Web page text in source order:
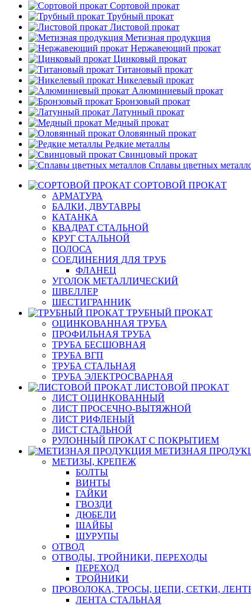
Сортовой прокат
Трубный прокат
Листовой прокат
Метизная продукция
Нержавеющий прокат
Цинковый прокат
Титановый прокат
Никелевый прокат
Алюминиевый прокат
Бронзовый прокат
Латунный прокат
Медный прокат
Оловянный прокат
Редкие металлы
Свинцовый прокат
Сплавы цветных
СОРТОВОЙ ПРОКАТ
АРМАТУРА
БАЛКИ, ДВУТАВРЫ
КАТАНКА
КВАДРАТ СТАЛЬНОЙ
КРУГ СТАЛЬНОЙ
ПОЛОСА
СОЕДИНЕНИЯ ДЛЯ ТРУБ
ФЛАНЕЦ
УГОЛОК МЕТАЛЛИЧЕСКИЙ
ШВЕЛЛЕР
ШЕСТИГРАННИК
ТРУБНЫЙ ПРОКАТ
ОЦИНКОВАННАЯ ТРУБА
ПРОФИЛЬНАЯ ТРУБА
ТРУБА БЕСШОВНАЯ
ТРУБА ВГП
ТРУБА СТАЛЬНАЯ
ТРУБА ЭЛЕКТРОСВАРНАЯ
ЛИСТОВОЙ ПРОКАТ
ЛИСТ ОЦИНКОВАННЫЙ
ЛИСТ ПРОСЕЧНО-ВЫТЯЖНОЙ
ЛИСТ РИФЛЕНЫЙ
ЛИСТ СТАЛЬНОЙ
РУЛОННЫЙ ПРОКАТ С ПОКРЫТИЕМ
МЕТИЗНАЯ
МЕТИЗЫ, КРЕПЕЖ
БОЛТЫ
ВИНТЫ
ГАЙКИ
ГВОЗДИ
ДЮБЕЛИ
ШАЙБЫ
ШУРУПЫ
ОТВОД
ОТВОДЫ, ТРОЙНИКИ, ПЕРЕХОДЫ
ПЕРЕХОД
ТРОЙНИКИ
ПРОВОЛОКА, ТРОСЫ, ЦЕПИ, СЕТКИ,
ЛЕНТА СТАЛЬНАЯ